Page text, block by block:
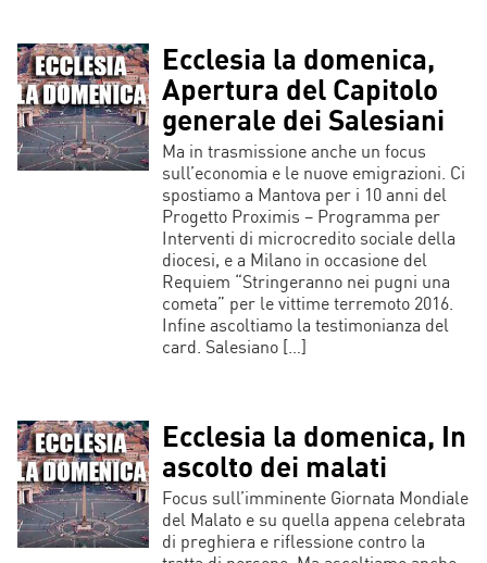
Ecclesia la domenica,
Apertura del Capitolo
generale dei Salesiani
Ma in trasmissione anche un focus
sull’economia e le nuove emigrazioni. Ci
spostiamo a Mantova per i 10 anni del
Progetto Proximis – Programma per
Interventi di microcredito sociale della
diocesi, e a Milano in occasione del
Requiem “Stringeranno nei pugni una
cometa” per le vittime terremoto 2016.
Infine ascoltiamo la testimonianza del
card. Salesiano […]
Ecclesia la domenica, In
ascolto dei malati
Focus sull’imminente Giornata Mondiale
del Malato e su quella appena celebrata
di preghiera e riflessione contro la